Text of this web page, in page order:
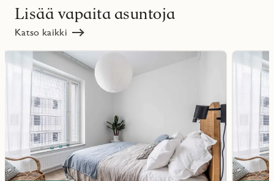
Lisää vapaita asuntoja
Katso kaikki
lisää
kohteesta
Lue
lisää
kohteesta